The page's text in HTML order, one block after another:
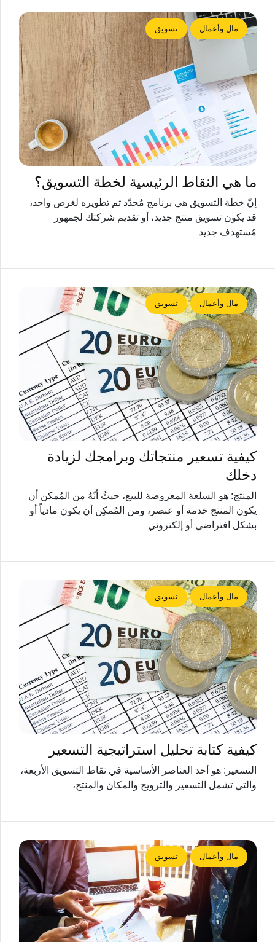
مال وأعمال تسويق
ما هي النقاط الرئيسية لخطة التسويق؟
إنّ خطة التسويق هي برنامج مُحدّد تم تطويره لغرض واحد،
قد يكون تسويق منتج جديد، أو تقديم شركتك لجمهور
مُستهدف جديد
مال وأعمال تسويق
كيفية تسعير منتجاتك وبرامجك لزيادة
دخلك
المنتج: هو السلعة المعروضة للبيع، حيثُ أنّهُ من المُمكن أن
يكون المنتج خدمة أو عنصر، ومن المُمكِن أن يكون مادياً أو
بشكل افتراضي أو إلكتروني
مال وأعمال تسويق
كيفية كتابة تحليل استراتيجية التسعير
التسعير: هو أحد العناصر الأساسية في نقاط التسويق الأربعة،
والتي تشمل التسعير والترويج والمكان والمنتج،
مال وأعمال تسويق